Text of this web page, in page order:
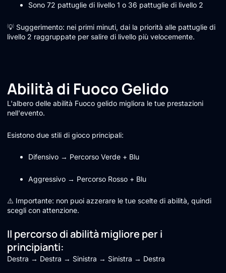
Sono 72 pattuglie di livello 1 o 36 pattuglie di livello 2
💡 Suggerimento: nei primi minuti, dai la priorità alle pattuglie di
livello 2 raggruppate per salire di livello più velocemente.
Abilità di Fuoco Gelido
L'albero delle abilità Fuoco gelido migliora le tue prestazioni
nell'evento.
Esistono due stili di gioco principali:
Difensivo → Percorso Verde + Blu
Aggressivo → Percorso Rosso + Blu
⚠️ Importante: non puoi azzerare le tue scelte di abilità, quindi
scegli con attenzione.
Il percorso di abilità migliore per i
principianti:
Destra → Destra → Sinistra → Sinistra → Destra